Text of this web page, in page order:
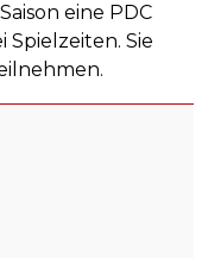
eine PDC
Sie